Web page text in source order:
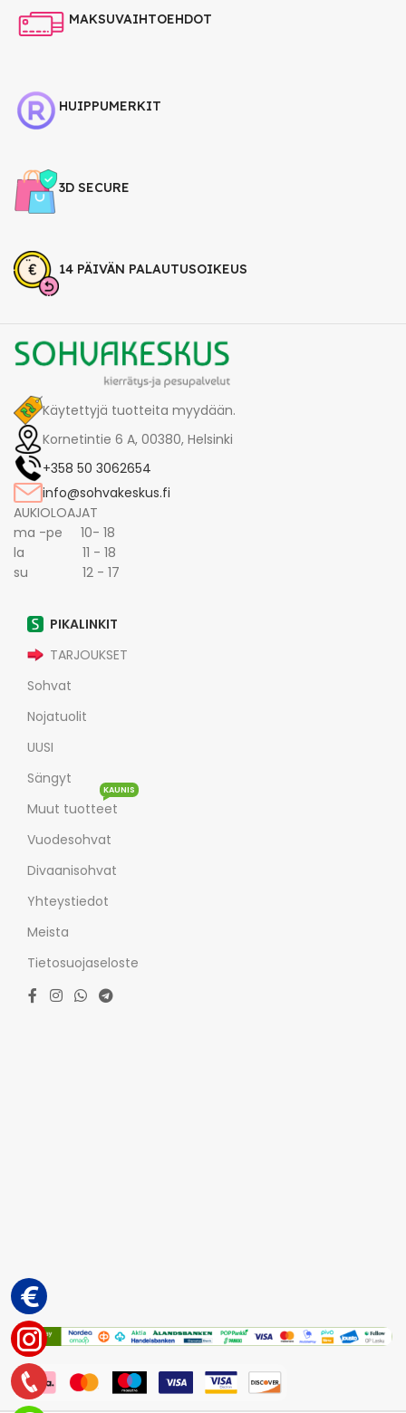
MAKSUVAIHTOEHDOT
HUIPPUMERKIT
3D SECURE
14 PÄIVÄN PALAUTUSOIKEUS
Käytettyjä tuotteita myydään.
Kornetintie 6 A, 00380, Helsinki
+358 50 3062654
info@sohvakeskus.fi
AUKIOLOAJAT
ma -pe 10- 18
la 11 - 18
su 12 - 17
PIKALINKIT
TARJOUKSET
Sohvat
Nojatuolit
UUSI
Sängyt
Muut tuotteet
KAUNIS
Vuodesohvat
Divaanisohvat
Yhteystiedot
Meista
Tietosuojaseloste